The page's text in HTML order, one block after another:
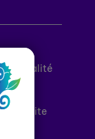
du site